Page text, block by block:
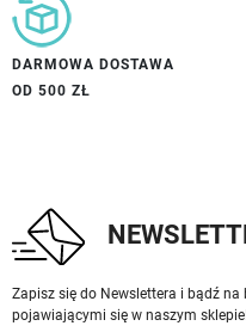
DARMOWA DOSTAWA
OD 500 ZŁ
Zapisz się do Newslettera i bądź
pojawiającymi się w naszym sklepie!